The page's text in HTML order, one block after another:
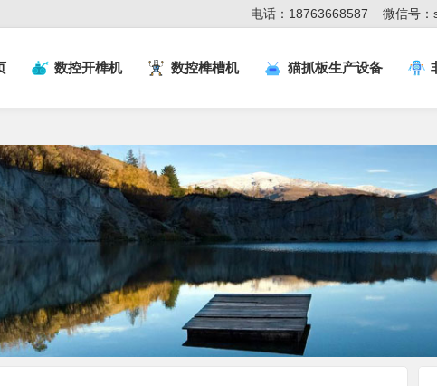
电话：18763668587 微信号：
数控开榫机 数控榫槽机 猫抓板生产设备